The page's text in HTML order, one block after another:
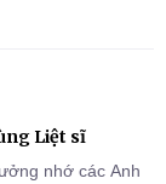
Liệt sĩ
nhớ các Anh